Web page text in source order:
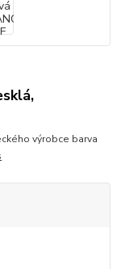
výrobce barva